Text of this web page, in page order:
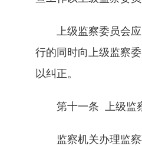
上级监察委员会应
行的同时向上级监察
以纠正。
第十一条 上级监察
监察机关办理监察